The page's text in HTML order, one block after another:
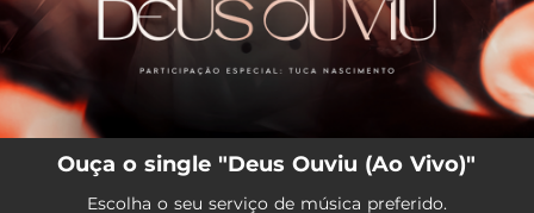
Ouça o single "Deus Ouviu (Ao Vivo)"
Escolha o seu serviço de música preferido.